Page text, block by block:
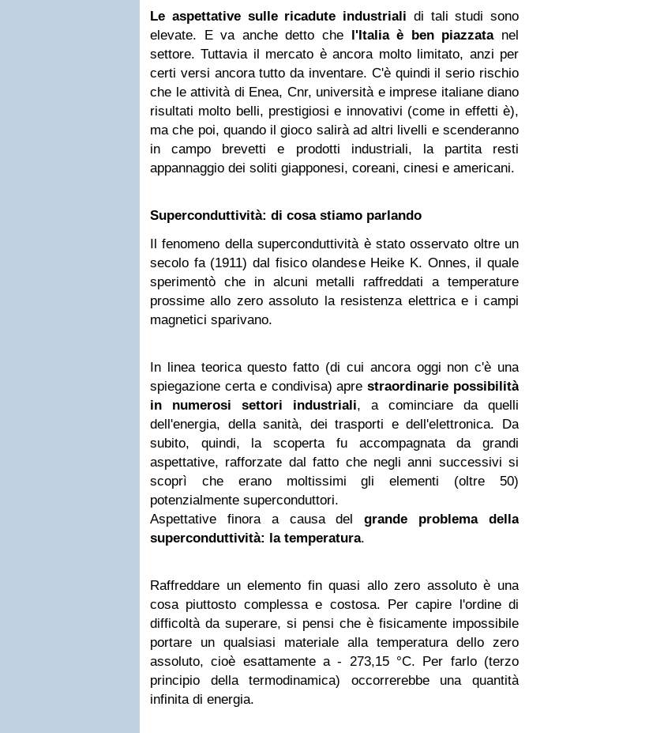
Le aspettative sulle ricadute industriali di tali studi sono
elevate. E va anche detto che l'Italia è ben piazzatanel
settore. Tuttavia il mercato è ancora molto limitato, anzi per
certi versi ancora tutto da inventare. C'è quindi il serio rischio
che le attività di Enea, Cnr, università e imprese italiane diano
risultati molto belli, prestigiosi e innovativi (come in effetti è),
ma che poi, quando il gioco salirà ad altri livelli e scenderanno
in campo brevetti e prodotti industriali, la partita resti
appannaggio dei soliti giapponesi, coreani, cinesi e americani.
Superconduttività: di cosa stiamo parlando
Il fenomeno della superconduttività è stato osservato oltre un
secolo fa (1911) dal fisico olandese Heike K. Onnes, il quale
sperimentò che in alcuni metalli raffreddati a temperature
prossime allo zero assoluto la resistenza elettrica e i campi
magnetici sparivano.
In linea teorica questo fatto (di cui ancora oggi non c'è una
spiegazione certa e condivisa) aprestraordinarie possibilità
in numerosi settori industriali, a cominciare da quelli
dell'energia, della sanità, dei trasporti e dell'elettronica. Da
subito, quindi, la scoperta fu accompagnata da grandi
aspettative, rafforzate dal fatto che negli anni successivi si
scoprì che erano moltissimi gli elementi (oltre 50)
potenzialmente superconduttori.
Aspettative finora a causa delgrande problema della
superconduttività: la temperatura.
Raffreddare un elemento fin quasi allo zero assoluto è una
cosa piuttosto complessa e costosa. Per capire l'ordine di
difficoltà da superare, si pensi che è fisicamente impossibile
portare un qualsiasi materiale alla temperatura dello zero
assoluto, cioè esattamente a - 273,15 °C. Per farlo (terzo
principio della termodinamica) occorrerebbe una quantità
infinita di energia.